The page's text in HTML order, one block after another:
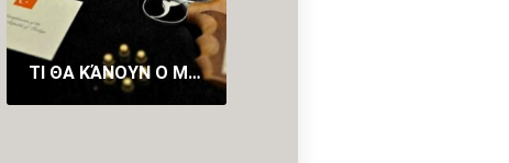
ΤΙ ΘΑ ΚΆΝΟΥΝ Ο ΜΗΤΣΟΤΆΚΗΣ ΚΑΙ ΟΙ ΆΛΛΟΙ ΑΡΧΗΓΟΊ ΤΑ ΠΕΡΊΣΤΡΟΦΑ ΤΟΥ ΕΡΝΤΟΓΆΝ